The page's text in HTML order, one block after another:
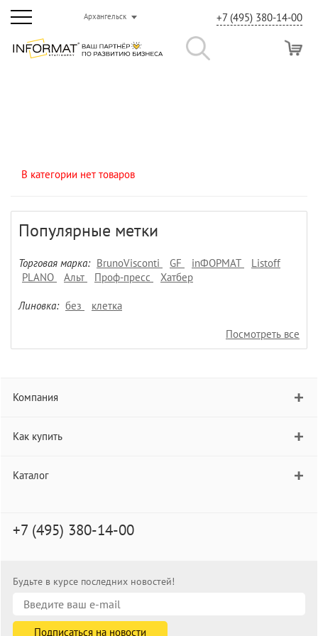
Архангельск +7 (495) 380-14-00
В категории нет товаров
Популярные метки
Торговая марка: BrunoVisconti GF inФОРМАТ
Listoff
PLANO
Альт Проф-пресс Хатбер
Линовка: без клетка
Посмотреть все
Компания
Как купить
Каталог
+7 (495) 380-14-00
Будьте в курсе последних новостей!